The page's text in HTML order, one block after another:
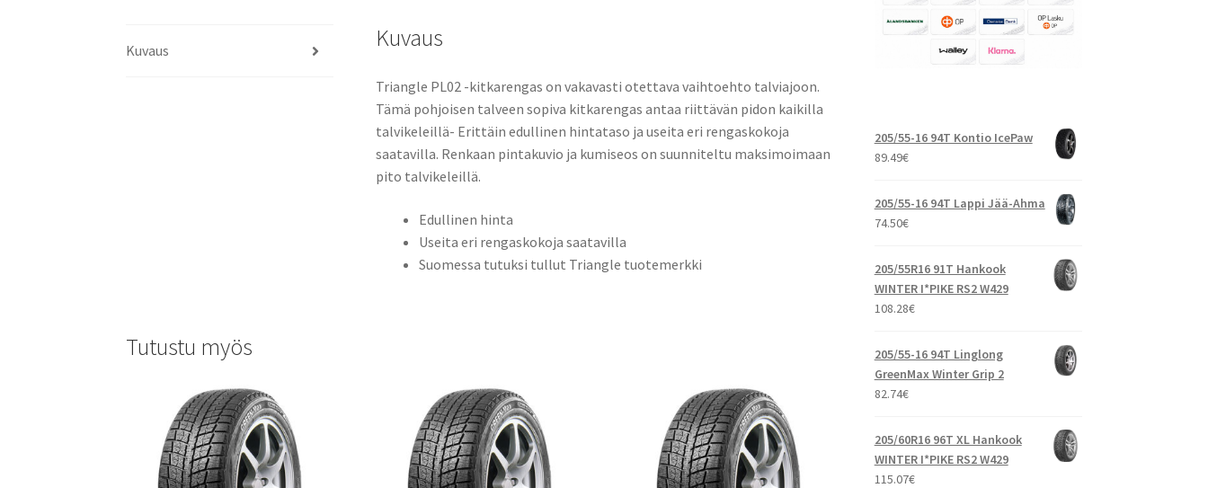
Kuvaus Kuvaus
Triangle PL02 -kitkarengas on vakavasti otettava vaihtoehto talviajoon.
Tämä pohjoisen talveen sopiva kitkarengas antaa riittävän pidon kaikilla
talvikeleillä- Erittäin edullinen hintataso ja useita eri rengaskokoja
saatavilla. Renkaan pintakuvio ja kumiseos on suunniteltu maksimoimaan
pito talvikeleillä.
Edullinen hinta
Useita eri rengaskokoja saatavilla
Suomessa tutuksi tullut Triangle tuotemerkki
Tutustu myös
205/55-16 94T Kontio IcePaw
89.49€
205/55-16 94T Lappi Jää-Ahma
74.50€
205/55R16 91T Hankook
WINTER I*PIKE RS2 W429
108.28€
205/55-16 94T Linglong
GreenMax Winter Grip 2
82.74€
205/60R16 96T XL Hankook
WINTER I*PIKE RS2 W429
115.07€